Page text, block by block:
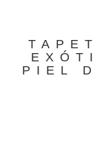
PIEL